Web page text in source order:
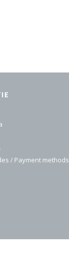
/ Payment methods